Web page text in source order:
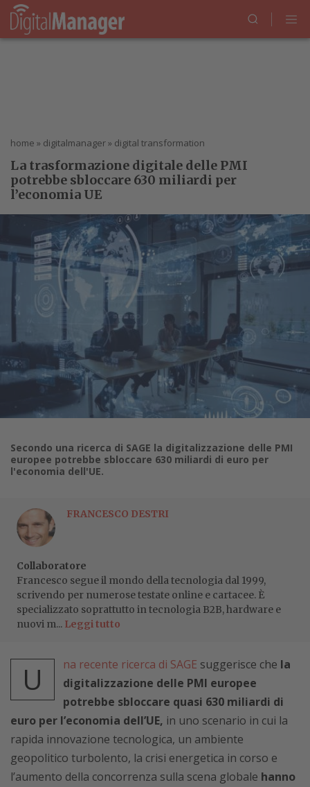
home » digitalmanager» digital transformation
La trasformazione digitale delle PMI
potrebbe sbloccare 630 miliardi per
l’economia UE
Secondo una ricerca di SAGE la digitalizzazione delle PMI
europee potrebbe sbloccare 630 miliardi di euro per
l'economia dell'UE.
FRANCESCO DESTRI
Collaboratore
Francesco segue il mondo della tecnologia dal 1999,
scrivendo per numerose testate online e cartacee. È
specializzato soprattutto in tecnologia B2B, hardware e
nuovi m... Leggi tutto
U na recente ricerca di SAGE suggerisce che la
digitalizzazione delle PMI europee
potrebbe sbloccare quasi 630 miliardi di
euro per l’economia dell’UE, in uno scenario in cui la
rapida innovazione tecnologica, un ambiente
geopolitico turbolento, la crisi energetica in corso e
l’aumento della concorrenza sulla scena globale hanno